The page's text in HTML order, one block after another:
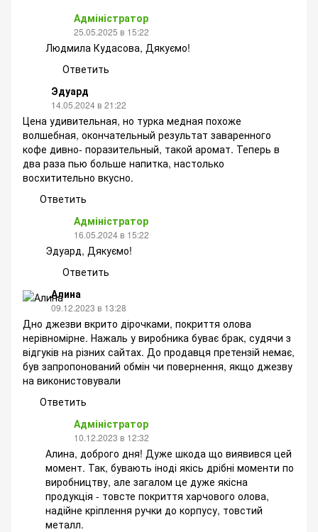
Адміністратор
25.05.2025 в 15:22
Людмила Кудасова, Дякуємо!
Ответить
Эдуард
14.05.2024 в 21:22
Цена удивительная, но турка медная похоже
волшебная, окончательный результат заваренного
кофе дивно- поразительный, такой аромат. Теперь в
два раза пью больше напитка, настолько
восхитительно вкусно.
Ответить
Адміністратор
16.05.2024 в 15:22
Эдуард, Дякуємо!
Ответить
Алина
09.12.2023 в 13:28
Дно джезви вкрито дірочками, покриття олова
нерівномірне. Нажаль у виробника буває брак, судячи з
відгуків на різних сайтах. До продавця претензій немає,
був запропонований обмін чи повернення, якщо джезву
на виконистовували
Ответить
Адміністратор
10.12.2023 в 12:32
Алина, доброго дня! Дуже шкода що виявився цей
момент. Так, бувають іноді якісь дрібні моменти по
виробництву, але загалом це дуже якісна
продукція - товсте покриття харчового олова,
надійне кріплення ручки до корпусу, товстий
металл.